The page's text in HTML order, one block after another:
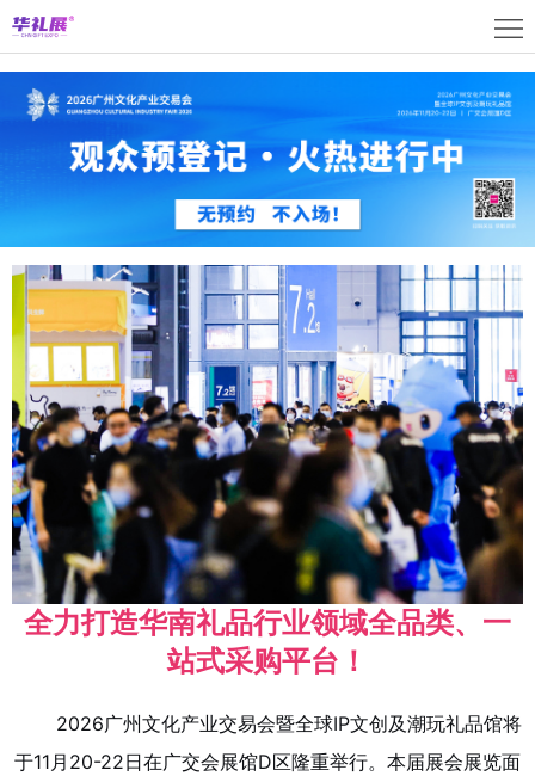
首
会
中
众
活
心
中
心
系
我
们
上
海
展
English
全力打造华南礼品行业领域全品类、一
站式采购平台！
2026广州文化产业交易会暨全球IP文创及潮玩礼品馆将
于11月20-22日在广交会展馆D区隆重举行。本届展会展览面